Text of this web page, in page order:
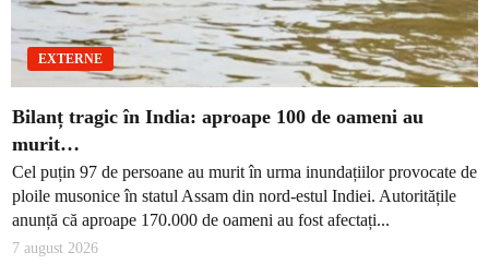
EXTERNE
Bilanț tragic în India: aproape 100 de oameni au
murit…
Cel puțin 97 de persoane au murit în urma inundațiilor provocate de
ploile musonice în statul Assam din nord-estul Indiei. Autoritățile
anunță că aproape 170.000 de oameni au fost afectați...
7 august 2026